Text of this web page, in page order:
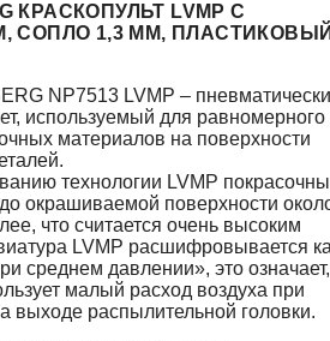
КРАСКОПУЛЬТ LVMP С
СОПЛО 1,3 ММ,
NP7513 LVMP –
используемый для равномерного
материалов на поверхности
технологии LVMP
окрашиваемой поверхности
что считается очень высоким
LVMP расшифровывается
среднем давлении», это означает,
малый расход воздуха при
выходе распылительной головки.